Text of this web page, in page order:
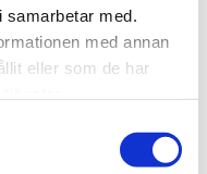
samarbetar med.
med annan
eller som de har